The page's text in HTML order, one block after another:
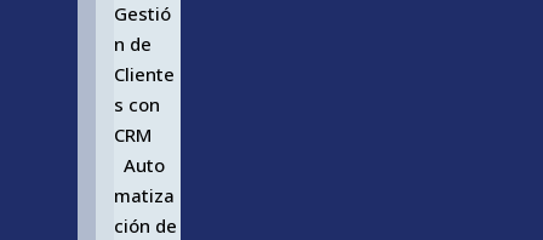
Gestió
n de
Cliente
s con
CRM
Auto
matiza
ción de